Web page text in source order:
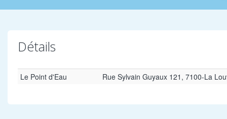
Détails
Le Point d'Eau Rue Sylvain Guyaux 121, 7100-La